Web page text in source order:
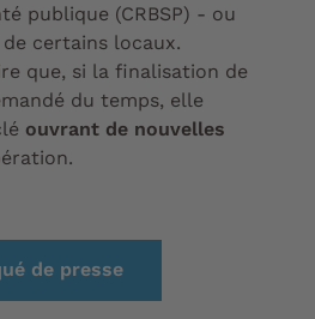
publique (CRBSP) - ou
certains locaux.
que, si la finalisation de
du temps, elle
ouvrant de nouvelles
de presse